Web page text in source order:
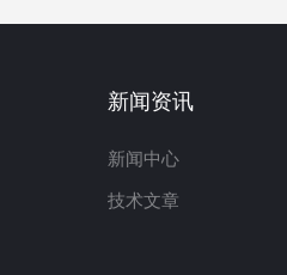
新闻资讯
新闻中心
技术文章